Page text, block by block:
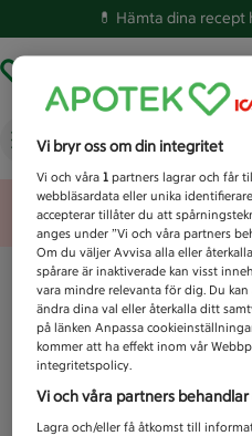
💊 Hämta dina recept
Vad letar du efter
Vi bryr oss om din integritet
Vi och våra1 partners lagrar och får
webbläsardata eller unika
accepterar tillåter du att
anges under ”Vi och våra partners
Om du väljer Avvisa alla eller
spårare är inaktiverade kan visst
vara mindre relevanta för dig. Du
ändra dina val eller återkalla ditt
på länken Anpassa
kommer att ha effekt inom vår
integritetspolicy.
Vi och våra partners
Lagra och/eller få åtkomst till